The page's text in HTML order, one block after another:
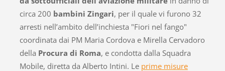
circa 200 bambini Zingari, per il quale vi furono 32
arresti nell’ambito dell’inchiesta "Fiori nel fango"
coordinata dai PM Maria Cordova e Mirella Cervadoro
della Procura di Roma, e condotta dalla Squadra
Mobile, diretta da Alberto Intini. Le prime misure